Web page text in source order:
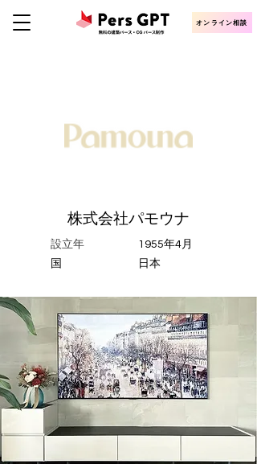
オンライン相談
株式会社パモウナ
設立年
​国
1955年4月
日本